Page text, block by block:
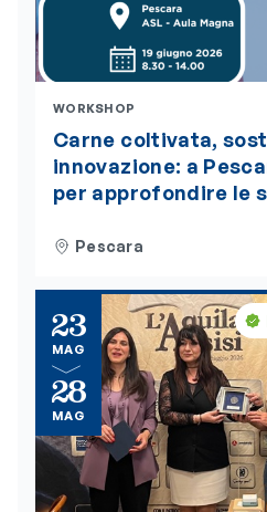
WORKSHOP
Carne coltivata,
innovazione: a
per approfondire le
ECMPescara
23
MAG
28
MAG